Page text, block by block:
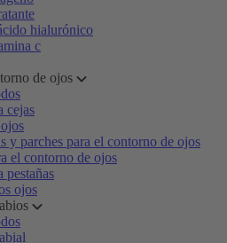
hialurónico
c
de ojos
cejas
y parches para el contorno de ojos
el contorno de ojos
pestañas
ojos